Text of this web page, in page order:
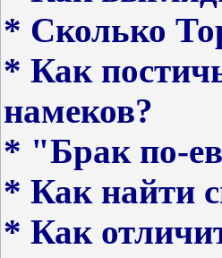
* Сколько
* Как
намеков?
* "Брак по-
* Как найти
* Как